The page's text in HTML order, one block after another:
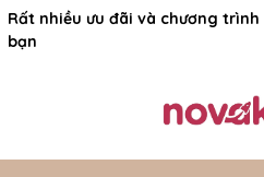
Rất nhiều ưu đãi và chương
bạn